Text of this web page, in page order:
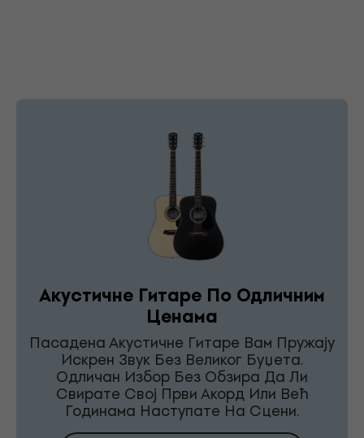
Акустичне Гитаре По Одличним
Ценама
Пасадена Акустичне Гитаре Вам Пружају
Искрен Звук Без Великог Буџета.
Одличан Избор Без Обзира Да Ли
Свирате Свој Први Акорд Или Већ
Годинама Наступате На Сцени.